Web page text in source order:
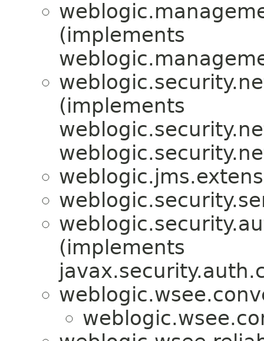
(implements
(implements
(implements